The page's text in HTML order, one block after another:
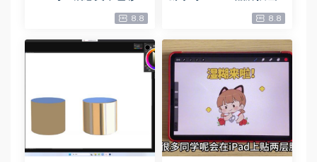
练营第1期，百度网盘(2.
8.8
商业项目课，百度网盘
8.8